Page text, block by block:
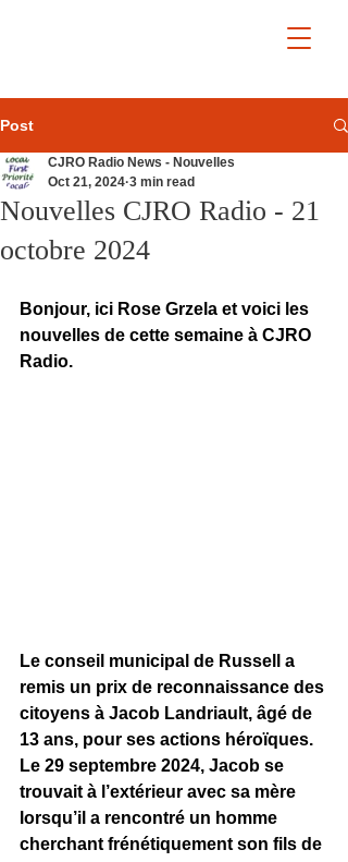
Post
Nouvelles CJRO Radio - 21
octobre 2024
CJRO Radio News - Nouvelles
Oct 21, 2024 3 min read
Bonjour, ici Rose Grzela et voici les
nouvelles de cette semaine à CJRO
Radio.
Le conseil municipal de Russell a
remis un prix de reconnaissance des
citoyens à Jacob Landriault, âgé de
13 ans, pour ses actions héroïques.
Le 29 septembre 2024, Jacob se
trouvait à l’extérieur avec sa mère
lorsqu’il a rencontré un homme
cherchant frénétiquement son fils de